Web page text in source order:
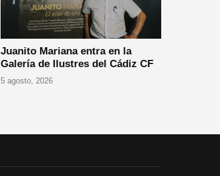
Juanito Mariana entra en la
Galería de Ilustres del Cádiz CF
5 agosto, 2026